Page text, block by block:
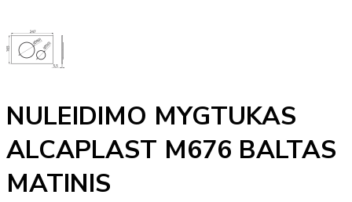
NULEIDIMO MYGTUKAS
ALCAPLAST M676 BALTAS
MATINIS